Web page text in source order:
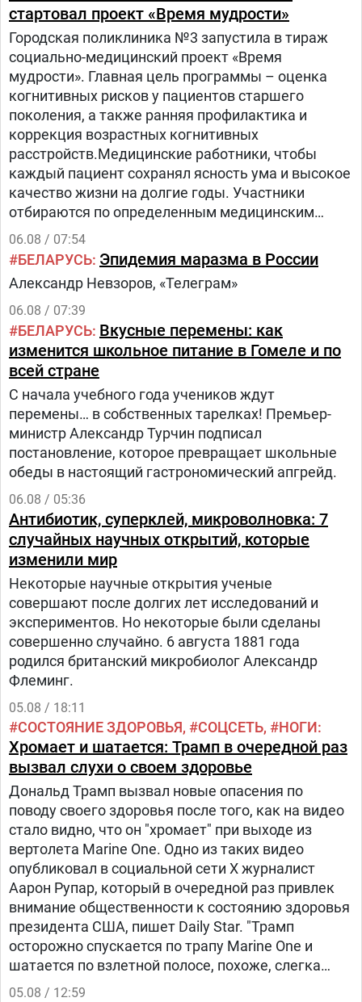
стартовал проект «Время мудрости»
Городская поликлиника №3 запустила в тираж
социально-медицинский проект «Время
мудрости». Главная цель программы – оценка
когнитивных рисков у пациентов старшего
поколения, а также ранняя профилактика и
коррекция возрастных когнитивных
расстройств.Медицинские работники, чтобы
каждый пациент сохранял ясность ума и высокое
качество жизни на долгие годы. Участники
отбираются по определенным медицинским
критериям из числа прикрепленного к
поликлинике населения.Путь в проекте состоит
из трех этапов:1.
06.08 / 07:54
БЕЛАРУСЬ Эпидемия маразма в России
Александр Невзоров, «Телеграм»
06.08 / 07:39
БЕЛАРУСЬ Вкусные перемены: как
изменится школьное питание в Гомеле и по
всей стране
С начала учебного года учеников ждут
перемены… в собственных тарелках! Премьер-
министр Александр Турчин подписал
постановление, которое превращает школьные
обеды в настоящий гастрономический апгрейд.
06.08 / 05:36
Антибиотик, суперклей, микроволновка: 7
случайных научных открытий, которые
изменили мир
Некоторые научные открытия ученые
совершают после долгих лет исследований и
экспериментов. Но некоторые были сделаны
совершенно случайно. 6 августа 1881 года
родился британский микробиолог Александр
Флеминг.
05.08 / 18:11
СОСТОЯНИЕ ЗДОРОВЬЯ СОЦСЕТЬ НОГИ
Хромает и шатается: Трамп в очередной раз
вызвал слухи о своем здоровье
Дональд Трамп вызвал новые опасения по
поводу своего здоровья после того, как на видео
стало видно, что он "хромает" при выходе из
вертолета Marine One. Одно из таких видео
опубликовал в социальной сети Х журналист
Аарон Рупар, который в очередной раз привлек
внимание общественности к состоянию здоровья
президента США, пишет Daily Star. "Трамп
осторожно спускается по трапу Marine One и
шатается по взлетной полосе, похоже, слегка
прихрамывая", — написал журналист.
05.08 / 12:59